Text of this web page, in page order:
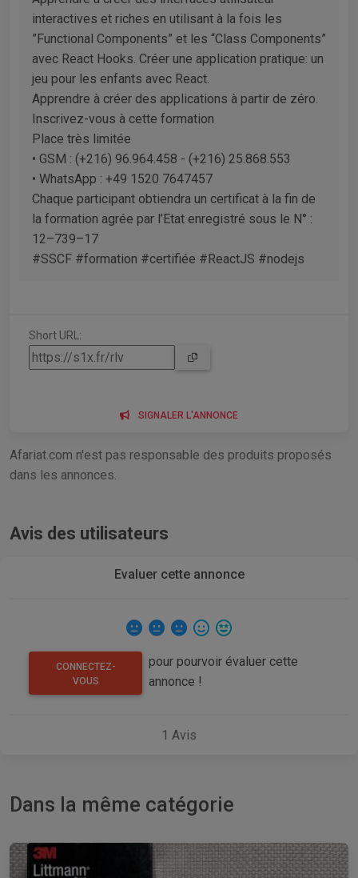
interactives et riches en utilisant à la fois les
”Functional Components” et les “Class Components”
avec React Hooks. Créer une application pratique: un
jeu pour les enfants avec React.
Apprendre à créer des applications à partir de zéro.
Inscrivez-vous à cette formation
Place très limitée
• GSM : (+216) 96.964.458 - (+216) 25.868.553‎
• WhatsApp : +49 1520 7647457
Chaque participant obtiendra un certificat à la fin de
la formation agrée par l’Etat enregistré sous le N° :
12–739–17
#SSCF #formation #certifiée #ReactJS #nodejs
Short URL:
SIGNALER L'ANNONCE
Afariat.com n'est pas responsable des produits proposés
dans les annonces.
Avis des utilisateurs
Evaluer cette annonce
CONNECTEZ-
VOUS
pour pourvoir évaluer cette
annonce !
1 Avis
Dans la même catégorie